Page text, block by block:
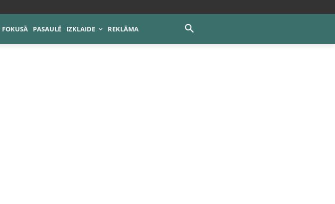
PASAULĒ IZKLAIDE REKLĀMA